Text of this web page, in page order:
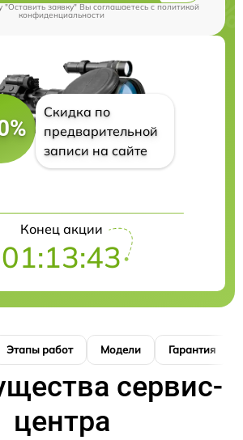
"Оставить заявку" Вы соглашаетесь cполитикой
конфиденциальности
Скидка по
предварительной
записи на сайте
Конец акции
01:13:42
Этапы работ Модели Гарантия
сервис-
центра